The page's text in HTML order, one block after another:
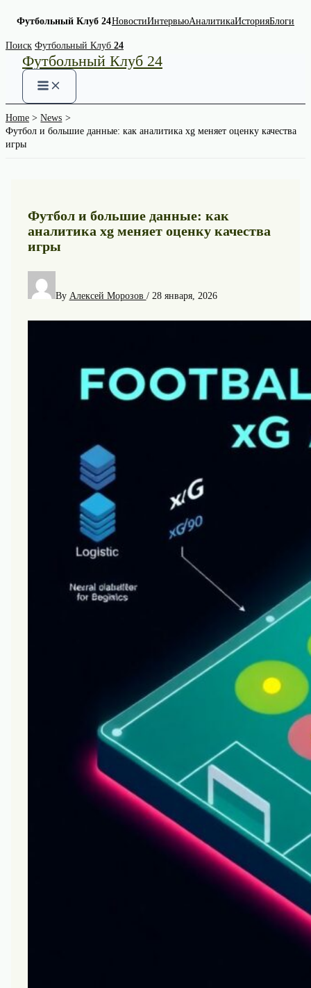
Футбольный Клуб 24НовостиИнтервьюАналитикаИсторияБлоги
Skip
content
Поиск Футбольный Клуб 24
Футбольный Клуб 24
Home
News
Футбол и большие данные: как аналитика xg меняет оценку качества
игры
Футбол и большие данные: как
аналитика xg меняет оценку качества
игры
By Алексей Морозов / 28 января, 2026